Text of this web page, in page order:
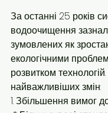
За останні 25 років
водоочищення
зумовлених як
екологічними
розвитком
найважливіших змін:
1. Збільшення вимог